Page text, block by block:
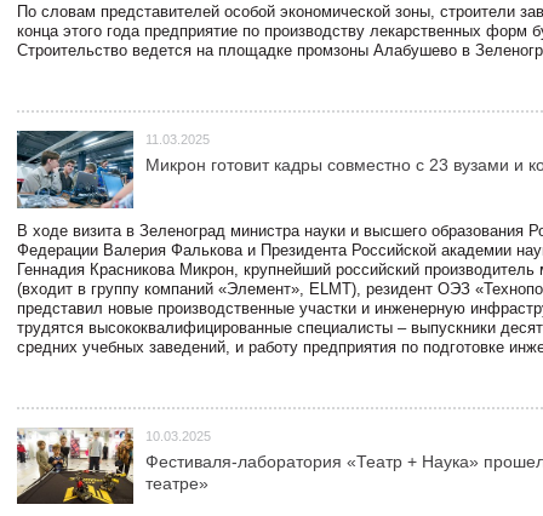
По словам представителей особой экономической зоны, строители
конца этого года предприятие по производству лекарственных форм
Строительство ведется на площадке промзоны Алабушево в
11.03.2025
Микрон готовит кадры совместно с 23 вузами и
В ходе визита в Зеленоград министра науки и высшего образования
Федерации Валерия Фалькова и Президента Российской академии
Геннадия Красникова Микрон, крупнейший российский производитель
(входит в группу компаний «Элемент», ELMT), резидент ОЭЗ
представил новые производственные участки и инженерную
трудятся высококвалифицированные специалисты – выпускники
средних учебных заведений, и работу предприятия по подготовке
10.03.2025
Фестиваля-лаборатория «Театр + Наука»
театре»